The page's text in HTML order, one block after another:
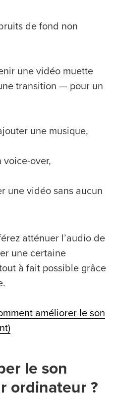
de fond non
une vidéo muette
transition — pour un
une musique,
voice-over,
une vidéo sans aucun
atténuer l’audio de
une certaine
à fait possible grâce
améliorer le son
le son
ordinateur ?